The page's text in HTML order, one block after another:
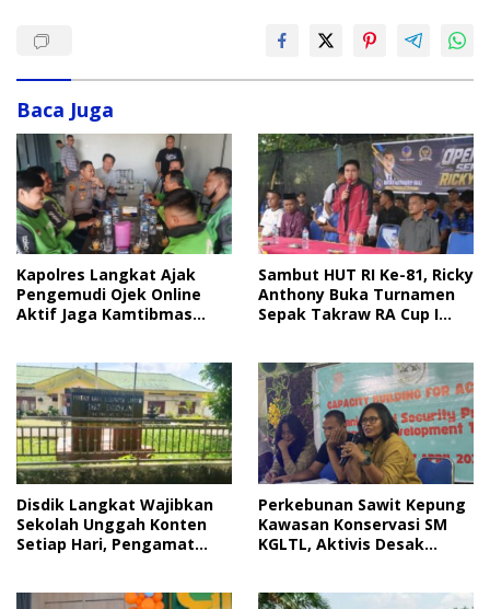
Baca Juga
Kapolres Langkat Ajak
Pengemudi Ojek Online
Aktif Jaga Kamtibmas
Sambut HUT RI Ke-81, Ricky
Anthony Buka Turnamen
Sepak Takraw RA Cup I
Disdik Langkat Wajibkan
Sekolah Unggah Konten
Setiap Hari, Pengamat
Perkebunan Sawit Kepung
Kawasan Konservasi SM
KGLTL, Aktivis Desak